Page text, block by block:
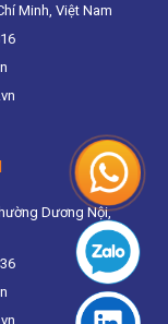
Minh, Việt Nam
Dương Nội,